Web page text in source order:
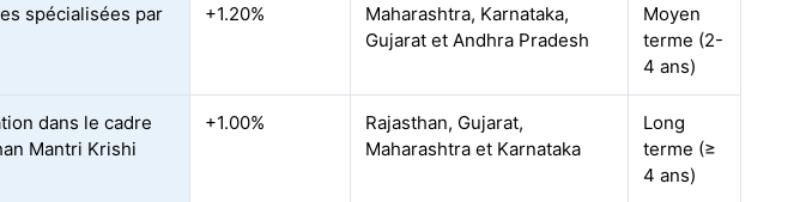
spécialisées par
+1.20%
Maharashtra, Karnataka,
Gujarat et Andhra Pradesh
Moyen
terme (2-
4 ans)
dans le cadre
Mantri Krishi
+1.00%
Rajasthan, Gujarat,
Maharashtra et Karnataka
Long
terme (≥
4 ans)